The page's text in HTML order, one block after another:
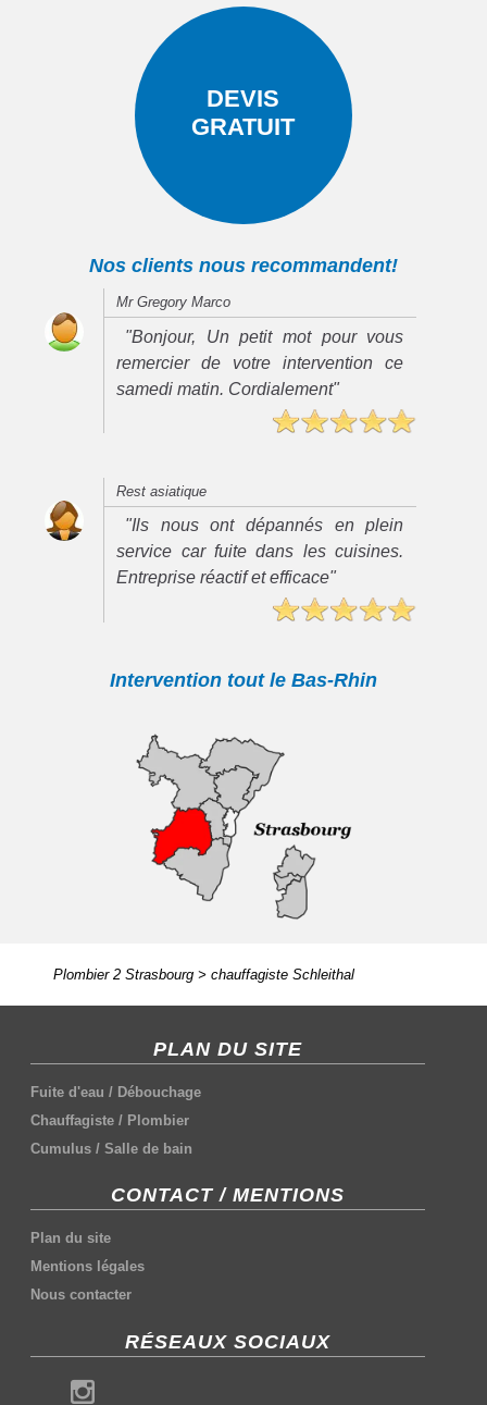
DEVIS
GRATUIT
Nos clients nous recommandent!
Mr Gregory Marco
"Bonjour, Un petit mot pour vous
remercier de votre intervention ce
samedi matin. Cordialement"
Rest asiatique
"Ils nous ont dépannés en plein
service car fuite dans les cuisines.
Entreprise réactif et efficace"
Intervention tout le Bas-Rhin
Plombier 2 Strasbourg> chauffagiste Schleithal
PLAN DU SITE
Fuite d'eau / Débouchage
Chauffagiste / Plombier
Cumulus /Salle de bain
CONTACT / MENTIONS
Plan du site
Mentions légales
Nous contacter
RÉSEAUX SOCIAUX